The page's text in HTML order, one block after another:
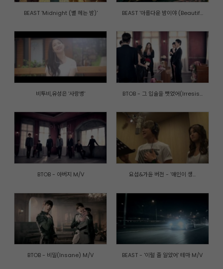
BEAST 'Midnight (별 헤는 밤)' BEAST '아름다운 밤이야 (Beautif...
비투비,유성은 '사랑병' BTOB - 그 입술을 뺏었어(Irresis...
BTOB - 아버지 M/V 요섭&가윤 버전 - '애인이 생...
BTOB - 비밀(Insane) M/V BEAST - '이럴 줄 알았어' 테마 M/V
개인정보취급방침 이메일주소 무단수집거부|내부자신고제도
© CUBE ENTERTAINMENT. All rights reserved.